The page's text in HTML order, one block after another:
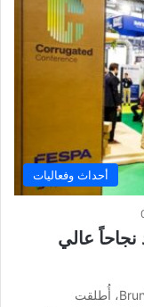
أحداث وفعاليات
عالي
بتنظيم مشترك بين FESPA وBrunton Publications، أُطلقت